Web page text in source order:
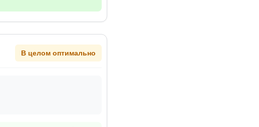
В целом оптимально